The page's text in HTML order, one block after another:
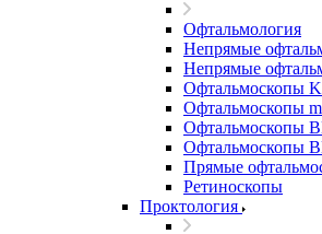
Офтальмология
Непрямые
Непрямые
Офтальмоскопы
Офтальмоскопы
Офтальмоскопы
Офтальмоскопы
Прямые
Ретиноскопы
Проктология